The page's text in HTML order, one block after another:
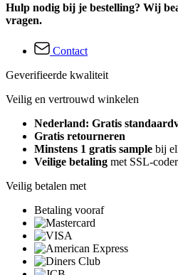
Hulp nodig bij je bestelling? Wij
vragen.
Contact
Geverifieerde kwaliteit
Veilig en vertrouwd winkelen
Nederland: Gratis
Gratis retourneren
Minstens 1 gratis sample bij
Veilige betaling met SSL-
Veilig betalen met
Betaling vooraf